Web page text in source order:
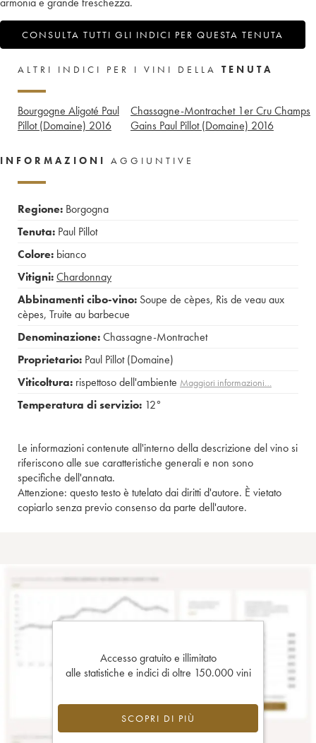
CONSULTA TUTTI GLI INDICI PER QUESTA TENUTA
ALTRI INDICI PER I VINI DELLA TENUTA
Bourgogne Aligoté Paul
Pillot (Domaine) 2016
Chassagne-Montrachet 1er Cru Champs
Gains Paul Pillot (Domaine) 2016
INFORMAZIONI AGGIUNTIVE
Regione: Borgogna
Tenuta: Paul Pillot
Colore: bianco
Vitigni:Chardonnay
Abbinamenti cibo-vino: Soupe de cèpes, Ris de veau aux
cèpes, Truite au barbecue
Denominazione:Chassagne-Montrachet
Proprietario: Paul Pillot (Domaine)
Viticoltura: rispettoso dell'ambiente Maggiori informazioni…
Temperatura di servizio: 12°
Le informazioni contenute all'interno della descrizione del vino si
riferiscono alle sue caratteristiche generali e non sono
specifiche dell'annata.
Attenzione: questo testo è tutelato dai diritti d'autore. È vietato
copiarlo senza previo consenso da parte dell'autore.
Accesso gratuito e illimitato
alle statistiche e indici di oltre 150.000 vini
SCOPRI DI PIÙ